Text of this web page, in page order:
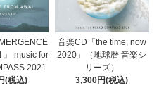
』 music for
2021
(税込)
音楽CD「the time, now
2020」（地球暦 音楽シ
リーズ）
3,300円(税込)